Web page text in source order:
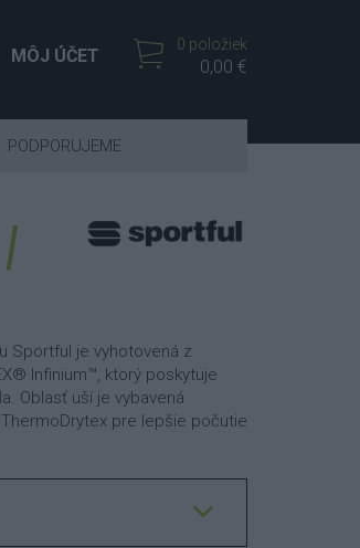
Sportful je vyhotovená z
Infinium™, ktorý poskytuje
Oblasť uší je vybavená
pre lepšie počutie
0 položiek
0,00 €
MÔJ ÚČET
PODPORUJEME